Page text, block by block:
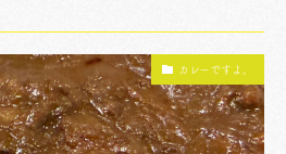
カレーですよ。